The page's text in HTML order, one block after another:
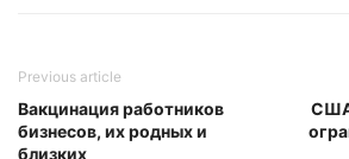
Previous article
Вакцинация работников
бизнесов, их родных и
близких
США